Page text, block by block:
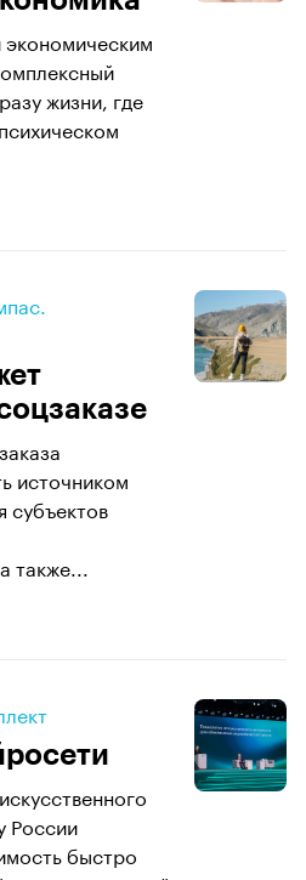
жизни, где
источником
субъектов
также...
России
быстро